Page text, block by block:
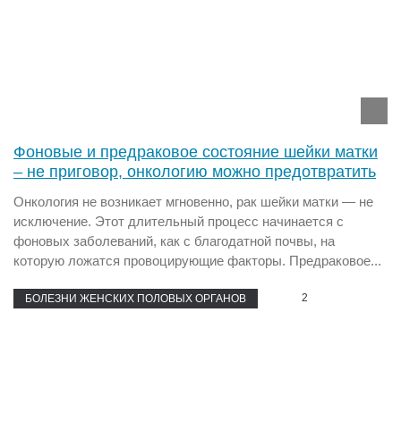
Фоновые и предраковое состояние шейки матки
– не приговор, онкологию можно предотвратить
Онкология не возникает мгновенно, рак шейки матки — не
исключение. Этот длительный процесс начинается с
фоновых заболеваний, как с благодатной почвы, на
которую ложатся провоцирующие факторы. Предраковое...
БОЛЕЗНИ ЖЕНСКИХ ПОЛОВЫХ ОРГАНОВ 2